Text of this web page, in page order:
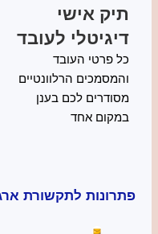
תיק אישי
דיגיטלי לעובד
כל פרטי העובד
והמסמכים הרלוונטיים
מסודרים לכם בענן
במקום אחד
פתרונות לתקשורת